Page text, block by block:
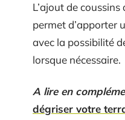
L’ajout de
permet d’apporter
avec la possibilité
lorsque nécessaire.
A lire en
dégriser votre